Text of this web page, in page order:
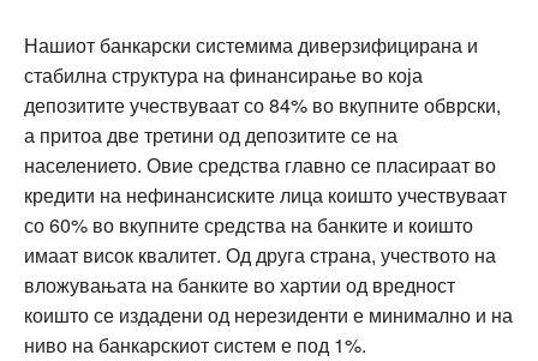
Нашиот банкарски системима диверзифицирана и
стабилна структура на финансирање во која
депозитите учествуваат со 84% во вкупните обврски,
а притоа две третини од депозитите се на
населението. Овие средства главно се пласираат во
кредити на нефинансиските лица коишто учествуваат
со 60% во вкупните средства на банките и коишто
имаат висок квалитет. Од друга страна, учеството на
вложувањата на банките во хартии од вредност
коишто се издадени од нерезиденти е минимално и на
ниво на банкарскиот систем е под 1%.